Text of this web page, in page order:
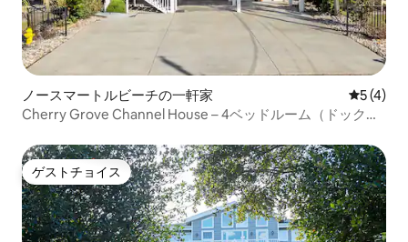
ノースマートルビーチの一軒家 レビュー
5 (4)
Cherry Grove Channel House – 4ベッドルーム（ドックと
ゲストチョイス
ゲストチョイス